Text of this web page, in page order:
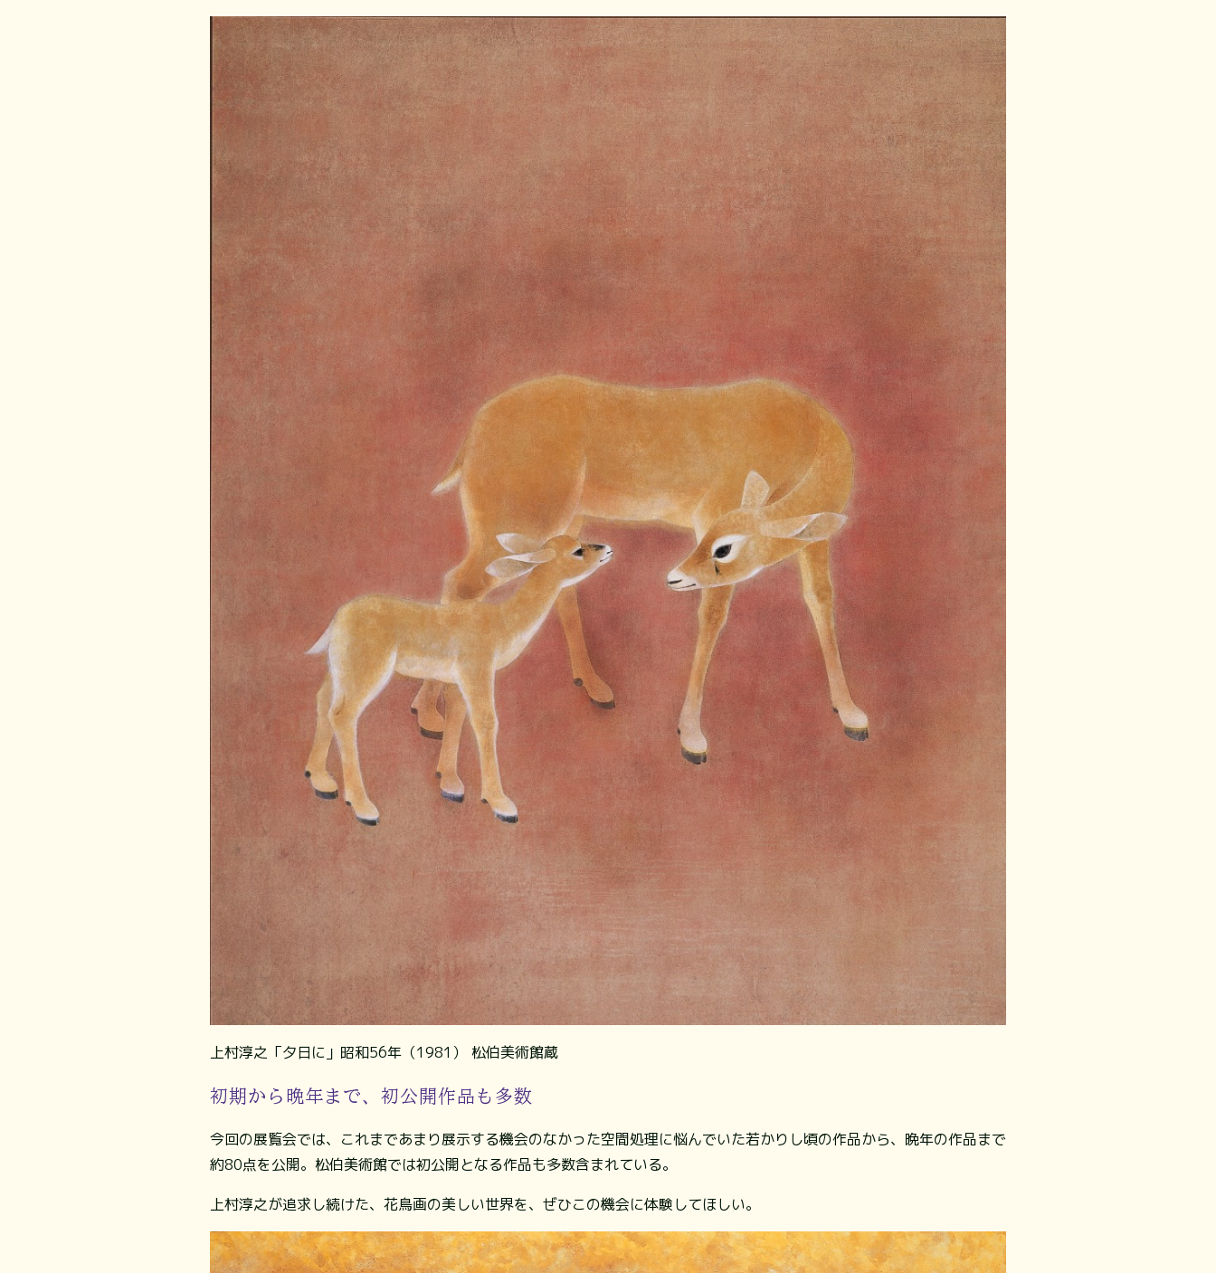
上村淳之「夕日に」昭和56年（1981） 松伯美術館蔵
初期から晩年まで、初公開作品も多数
今回の展覧会では、これまであまり展示する機会のなかった空間処理に悩んでいた若かりし頃の作品から、晩年の作品まで
約80点を公開。松伯美術館では初公開となる作品も多数含まれている。
上村淳之が追求し続けた、花鳥画の美しい世界を、ぜひこの機会に体験してほしい。